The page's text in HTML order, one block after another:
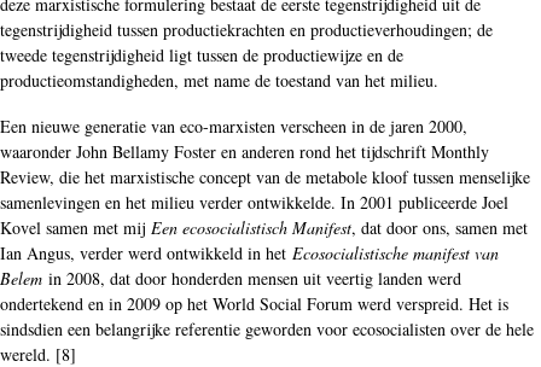
tegenstrijdigheid tussen productiekrachten en productieverhoudingen; de
tweede tegenstrijdigheid ligt tussen de productiewijze en de
productieomstandigheden, met name de toestand van het milieu.
Een nieuwe generatie van eco-marxisten verscheen in de jaren 2000,
waaronder John Bellamy Foster en anderen rond het tijdschrift Monthly
Review, die het marxistische concept van de metabole kloof tussen menselijke
samenlevingen en het milieu verder ontwikkelde. In 2001 publiceerde Joel
Kovel samen met mij Een ecosocialistisch Manifest, dat door ons, samen met
Ian Angus, verder werd ontwikkeld in het Ecosocialistische manifest van
Belem in 2008, dat door honderden mensen uit veertig landen werd
ondertekend en in 2009 op het World Social Forum werd verspreid. Het is
sindsdien een belangrijke referentie geworden voor ecosocialisten over de hele
wereld. [8]